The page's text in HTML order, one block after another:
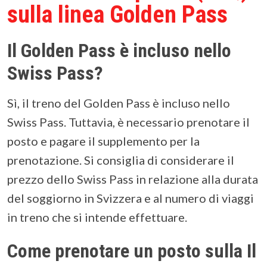
sulla linea Golden Pass
Il Golden Pass è incluso nello
Swiss Pass?
Sì, il treno del Golden Pass è incluso nello
Swiss Pass. Tuttavia, è necessario prenotare il
posto e pagare il supplemento per la
prenotazione. Si consiglia di considerare il
prezzo dello Swiss Pass in relazione alla durata
del soggiorno in Svizzera e al numero di viaggi
in treno che si intende effettuare.
Come prenotare un posto sulla Il